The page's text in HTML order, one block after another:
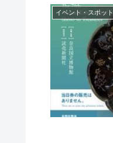
イベント・スポット